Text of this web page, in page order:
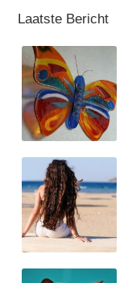
Laatste Bericht